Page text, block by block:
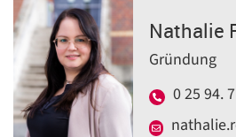
Nathalie
Gründung
0 25 94.